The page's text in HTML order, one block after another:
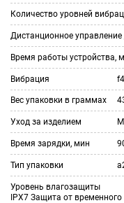
Количество уровней
Дистанционное управление
Время работы устройства,
Вибрация
Вес упаковки в граммах
Уход за изделием
Время зарядки, мин
Тип упаковки
Уровень влагозащиты
IPX7 Защита от